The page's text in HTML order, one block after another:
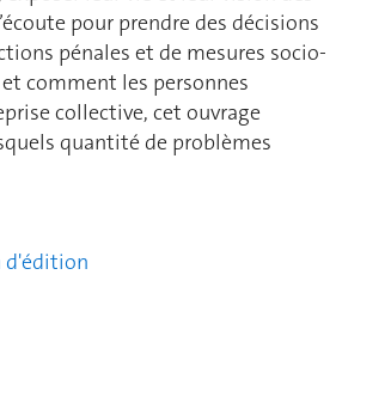
pour prendre des décisions
pénales et de mesures socio-
comment les personnes
collective, cet ouvrage
quantité de problèmes
d'édition